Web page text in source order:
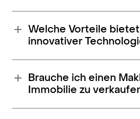
Welche Vorteile
innovativer
Brauche ich einen
Immobilie zu